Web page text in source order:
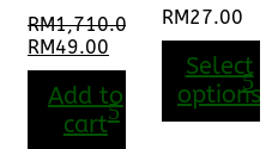
RM1,710.00
Original
price
was:
RM1,710.00.
RM49.00
Current
price
is:
RM49.00.
Add to
cart
RM27.00
Price
range:
RM17.00
through
RM27.00
Select
options